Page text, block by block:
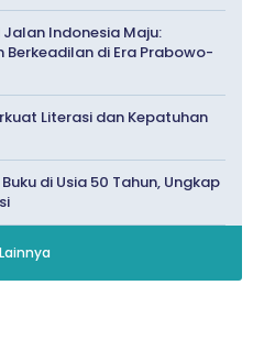
Indonesia Maju:
di Era Prabowo-
Literasi dan Kepatuhan
di Usia 50 Tahun, Ungkap